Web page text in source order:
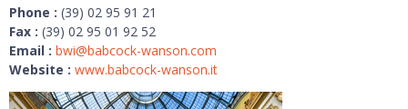
Phone : (39) 02 95 91 21
Fax : (39) 02 95 01 92 52
Email : bwi@babcock-wanson.com
Website : www.babcock-wanson.it